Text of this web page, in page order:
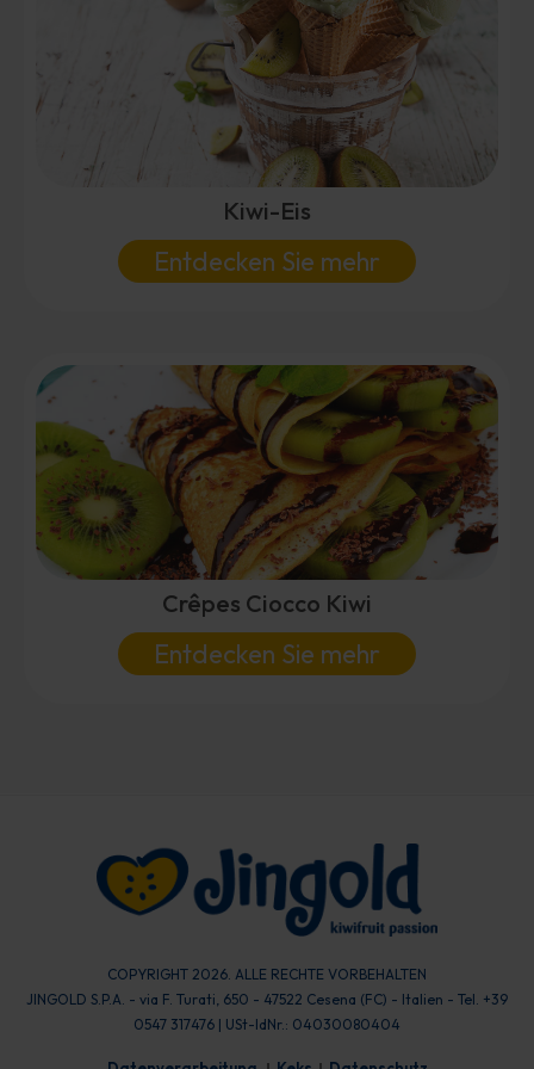
Kiwi-Eis
Entdecken Sie mehr
Crêpes Ciocco Kiwi
Entdecken Sie mehr
COPYRIGHT 2026. ALLE RECHTE VORBEHALTEN
JINGOLD S.P.A. - via F. Turati, 650 - 47522 Cesena (FC) - Italien - Tel. +39
0547 317476 | USt-IdNr.: 04030080404